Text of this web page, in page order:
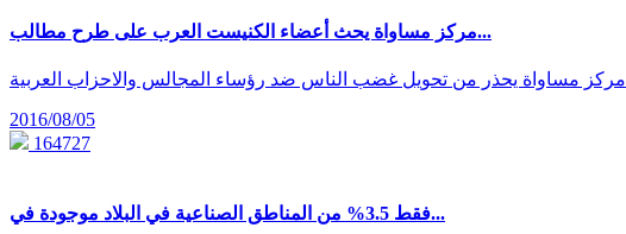
مركز مساواة يحث أعضاء الكنيست العرب على طرح مطالب...
مركز مساواة يحذر من تحويل غضب الناس ضد رؤساء المجالس والاحزاب العربية
2016/08/05
164727
فقط 3.5% من المناطق الصناعية في البلاد موجودة في...